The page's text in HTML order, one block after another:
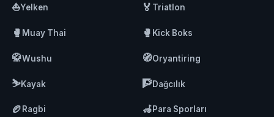
⛵Yelken 🏅 Triatlon
🥊 Muay Thai 🥊 Kick Boks
🥋Wushu 🧭Oryantiring
⛷️Kayak 🧗Dağcılık
🏉 Ragbi 🦽Para Sporları